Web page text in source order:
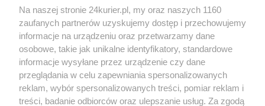
Zapamiętać?
Zaloguj
Na naszej stronie 24kurier.pl, my oraz naszych 1160
zaufanych partnerów uzyskujemy dostęp i przechowujemy
informacje na urządzeniu oraz przetwarzamy dane
osobowe, takie jak unikalne identyfikatory, standardowe
informacje wysyłane przez urządzenie czy dane
przeglądania w celu zapewniania spersonalizowanych
reklam, wybór spersonalizowanych treści, pomiar reklam i
treści, badanie odbiorców oraz ulepszanie usług. Za zgodą